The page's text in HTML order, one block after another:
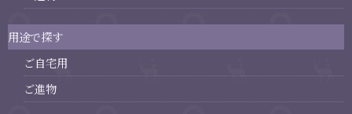
用途で探す
ご自宅用
ご進物